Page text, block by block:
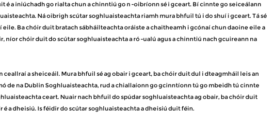
é a iniúchadh go rialta chun a chinntiú go n -oibríonn sé i gceart. Bí cinnte go seiceálann
Ná oibrigh scútar soghluaisteachta riamh mura bhfuil tú i do shuí i gceart. Tá sé
Ba chóir duit bratach sábháilteachta oráiste a chaitheamh i gcónaí chun daoine eile a
níor chóir duit do scútar soghluaisteachta a ró -ualú agus a chinntiú nach gcuireann na
a sheiceáil. Mura bhfuil sé ag obair i gceart, ba chóir duit dul i dteagmháil leis an
de na Dublin Soghluaisteachta, rud a chiallaíonn go gcinntíonn tú go mbeidh tú cinnte
ceart. Nuair nach bhfuil do spúdar soghluaisteachta ag obair, ba chóir duit
a dheisiú. Is féidir do scútar soghluaisteachta a dheisiú duit féin.